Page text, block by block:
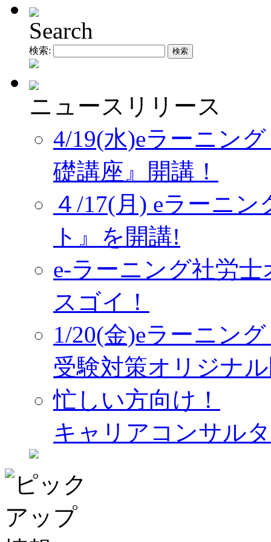
Search
検索:
ニュースリリース
4/19(水)eラーニン
礎講座』開講！
４/17(月) eラーニ
ト』を開講!
e-ラーニング社労
スゴイ！
1/20(金)eラーニン
受験対策オリジナ
忙しい方向け！
キャリアコンサル